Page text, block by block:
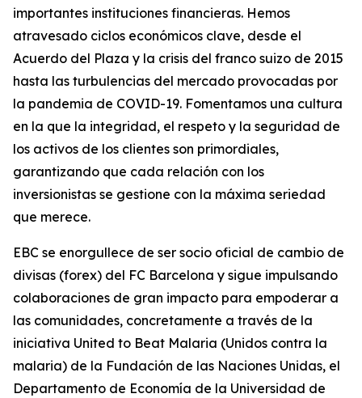
importantes instituciones financieras. Hemos
atravesado ciclos económicos clave, desde el
Acuerdo del Plaza y la crisis del franco suizo de 2015
hasta las turbulencias del mercado provocadas por
la pandemia de COVID-19. Fomentamos una cultura
en la que la integridad, el respeto y la seguridad de
los activos de los clientes son primordiales,
garantizando que cada relación con los
inversionistas se gestione con la máxima seriedad
que merece.
EBC se enorgullece de ser socio oficial de cambio de
divisas (forex) del FC Barcelona y sigue impulsando
colaboraciones de gran impacto para empoderar a
las comunidades, concretamente a través de la
iniciativa United to Beat Malaria (Unidos contra la
malaria) de la Fundación de las Naciones Unidas, el
Departamento de Economía de la Universidad de